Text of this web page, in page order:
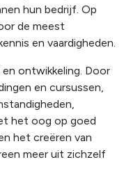
hun bedrijf. Op
de meest
en vaardigheden.
ontwikkeling. Door
en cursussen,
het oog op goed
het creëren van
meer uit zichzelf